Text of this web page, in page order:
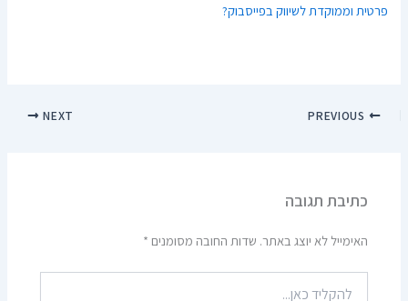
פרטית וממוקדת לשיווק בפייסבוק?
NEXT
כתיבת תגובה
האימייל לא יוצג באתר. שדות החובה מסומנים *